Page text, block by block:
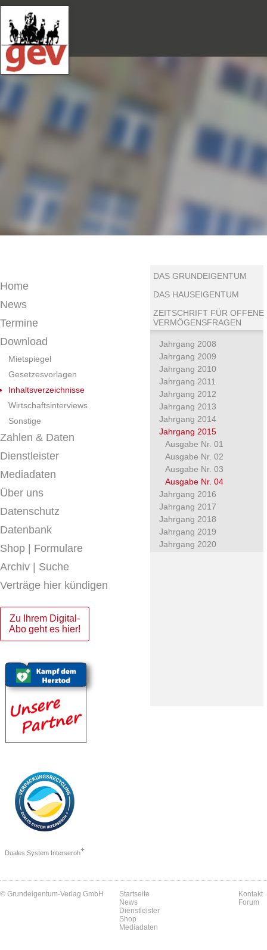
Home
News
Termine
Download
Mietspiegel
Gesetzesvorlagen
Inhaltsverzeichnisse
Wirtschaftsinterviews
Sonstige
Zahlen & Daten
Dienstleister
Mediadaten
Über uns
Datenschutz
Datenbank
Shop | Formulare
Archiv | Suche
Verträge hier kündigen
Zu Ihrem Digital-
Abo geht es hier!
Duales System Interseroh+
DAS GRUNDEIGENTUM
DAS HAUSEIGENTUM
ZEITSCHRIFT FÜR OFFENE
VERMÖGENSFRAGEN
Jahrgang 2008
Jahrgang 2009
Jahrgang 2010
Jahrgang 2011
Jahrgang 2012
Jahrgang 2013
Jahrgang 2014
Jahrgang 2015
Ausgabe Nr. 01
Ausgabe Nr. 02
Ausgabe Nr. 03
Ausgabe Nr. 04
Jahrgang 2016
Jahrgang 2017
Jahrgang 2018
Jahrgang 2019
Jahrgang 2020
© Grundeigentum-Verlag GmbH
Startseite
News
Dienstleister
Shop
Mediadaten
Kontakt
Forum